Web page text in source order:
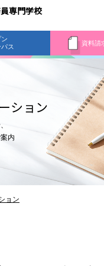
専門学校
ス
資料請
ション
内
ョン